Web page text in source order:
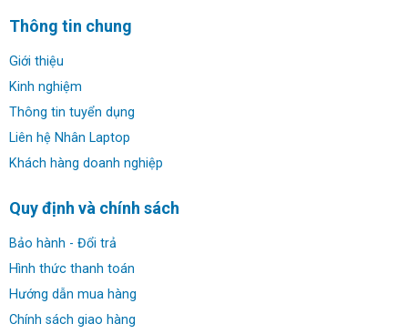
Khung máy có khả năng chống xoắn vặn, cong vênh tốt.
tại vị trí. Độ cứng, chắc của nắp màn hình được đánh giá
là trên mức trung bình. Với một lực vừa phải, bạn hoàn
toàn có thể làm cong nó.
Bàn phím và Touchpad:
Thông tin chung
Giới thiệu
Kinh nghiệm
Thông tin tuyển dụng
Liên hệ Nhân Laptop
Khách hàng doanh nghiệp
Quy định và chính sách
Bảo hành - Đổi trả
Hình thức thanh toán
Hướng dẫn mua hàng
Chính sách giao hàng